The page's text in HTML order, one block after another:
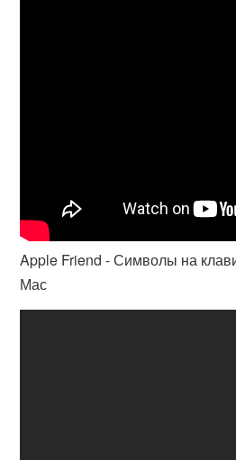
Apple Friend - Символы на
Мас